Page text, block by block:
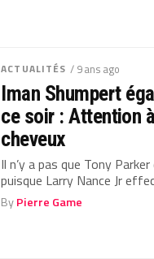
ACTUALITÉS / 9 ans ago
Iman Shumpert
ce soir : Attention
cheveux
Il n’y a pas que Tony
puisque Larry Nance Jr
ByPierre Game